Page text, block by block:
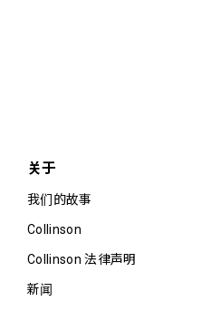
关于
我们的故事
Collinson
Collinson 法律声明
新闻